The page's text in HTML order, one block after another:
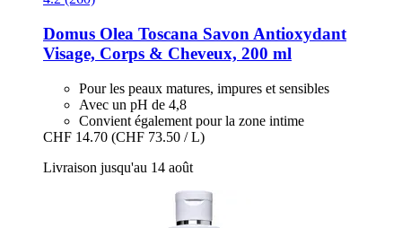
Domus Olea Toscana Savon Antioxydant
Visage, Corps & Cheveux, 200 ml
Pour les peaux matures, impures et sensibles
Avec un pH de 4,8
Convient également pour la zone intime
CHF 14.70 (CHF 73.50 / L)
Livraison jusqu'au 14 août